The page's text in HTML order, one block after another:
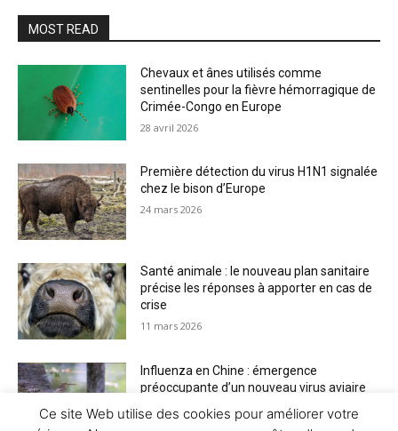
MOST READ
Chevaux et ânes utilisés comme
sentinelles pour la fièvre hémorragique de
Crimée-Congo en Europe
28 avril 2026
Première détection du virus H1N1 signalée
chez le bison d’Europe
24 mars 2026
Santé animale : le nouveau plan sanitaire
précise les réponses à apporter en cas de
crise
11 mars 2026
Influenza en Chine : émergence
préoccupante d’un nouveau virus aviaire
Ce site Web utilise des cookies pour améliorer votre